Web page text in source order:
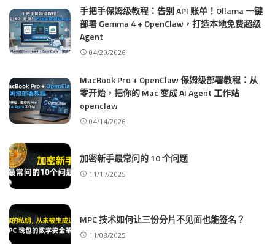
手把手保姆级教程：告别 API 账单！Ollama 一键
部署 Gemma 4 + OpenClaw，打造本地免费超级
Agent
04/20/2026
MacBook Pro + OpenClaw 保姆级部署教程：从
零开始，把你的 Mac 变成 AI Agent 工作站
openclaw
04/14/2026
加密新手最常问的 10 个问题
11/17/2025
MPC 技术如何让三份分片不见面也能签名？
11/08/2025